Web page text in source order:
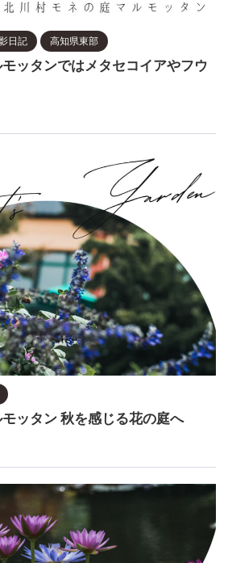
日記 高知県東部
ッタンではメタセコイアやフウ
ッタン 秋を感じる花の庭へ